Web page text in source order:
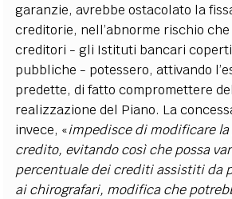
garanzie, avrebbe ostacolato la
creditorie, nell’abnorme rischio
creditori - gli Istituti bancari
pubbliche - potessero, attivando
predette, di fatto compromettere
realizzazione del Piano. La
invece, «impedisce di modificare
credito, evitando così che possa
percentuale dei crediti assistiti da
ai chirografari, modifica che